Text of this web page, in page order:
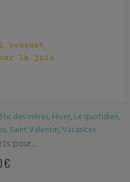
Anniversaire,Automne,Deuil
Mariage